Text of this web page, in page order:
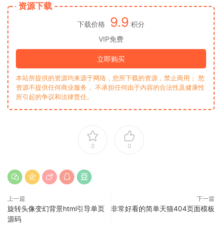
资源下载
下载价格 9.9 积分
VIP免费
立即购买
本站所提供的资源均来源于网络，您所下载的资源，禁止商用； 愁
资源不提供任何商业服务， 不承担任何由于内容的合法性及健康性
所引起的争议和法律责任。
0 0
上一篇
旋转头像变幻背景html引导单页
源码
下一篇
非常好看的简单天猫404页面模板